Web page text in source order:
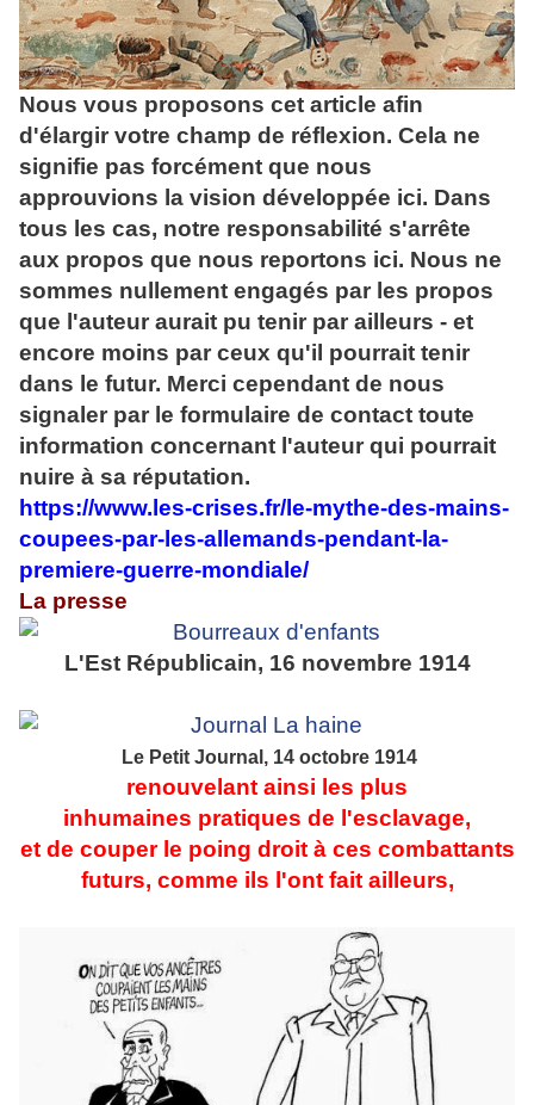
Nous vous proposons cet article afin
d'élargir votre champ de réflexion. Cela ne
signifie pas forcément que nous
approuvions la vision développée ici. Dans
tous les cas, notre responsabilité s'arrête
aux propos que nous reportons ici. Nous ne
sommes nullement engagés par les propos
que l'auteur aurait pu tenir par ailleurs - et
encore moins par ceux qu'il pourrait tenir
dans le futur. Merci cependant de nous
signaler par le formulaire de contact toute
information concernant l'auteur qui pourrait
nuire à sa réputation.
https://www.les-crises.fr/le-mythe-des-mains-
coupees-par-les-allemands-pendant-la-
premiere-guerre-mondiale/
La presse
L'Est Républicain, 16 novembre 1914
Le Petit Journal, 14 octobre 1914
renouvelant ainsi les plus
inhumaines pratiques de l'esclavage,
et de couper le poing droit à ces combattants
futurs, comme ils l'ont fait ailleurs,